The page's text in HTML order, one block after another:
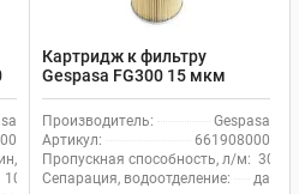
бензин
105
Картридж к фильтру
Gespasa FG300 15 мкм
661908000
Производитель:
Gespasa
Артикул:
661908000
Пропускная способность, л/м: 300
Сепарация, водоотделение:
да